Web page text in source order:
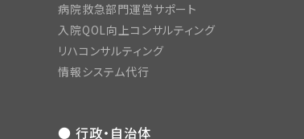
病院救急部門運営サポート
入院QOL向上コンサルティング
リハコンサルティング
情報システム代行
● 行政・自治体